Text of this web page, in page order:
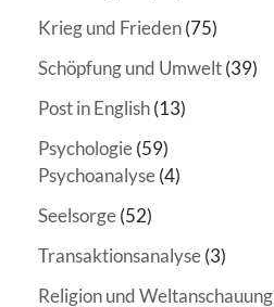
Krieg und Frieden(75)
Schöpfung und Umwelt(39)
Post in English(13)
Psychologie(59)
Psychoanalyse(4)
Seelsorge(52)
Transaktionsanalyse(3)
Religion und Weltanschauung